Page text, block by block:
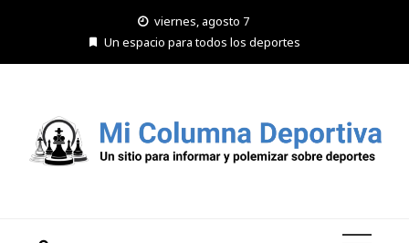
viernes, agosto 7
Un espacio para todos los deportes